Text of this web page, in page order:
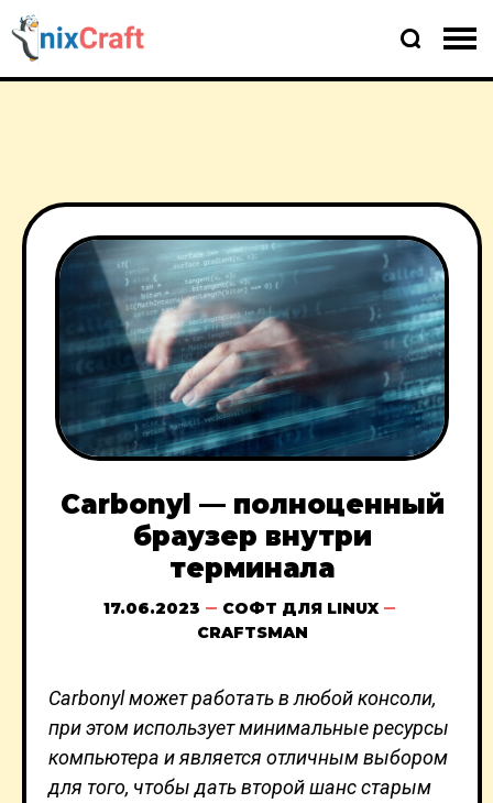
Carbonyl — полноценный
браузер внутри
терминала
17.06.2023
СОФТ ДЛЯ LINUX
CRAFTSMAN
Carbonyl может работать в любой консоли,
при этом использует минимальные ресурсы
компьютера и является отличным выбором
для того, чтобы дать второй шанс старым